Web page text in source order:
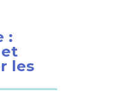
:
les